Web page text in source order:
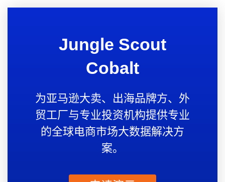
Jungle Scout
Cobalt
为亚马逊大卖、出海品牌方、外
贸工厂与专业投资机构提供专业
的全球电商市场大数据解决方
案。